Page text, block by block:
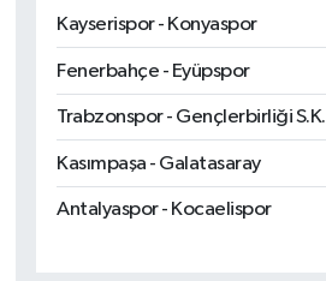
Kayserispor - Konyaspor
Fenerbahçe - Eyüpspor
Trabzonspor - Gençlerbirliği S.K.
Kasımpaşa - Galatasaray
Antalyaspor - Kocaelispor